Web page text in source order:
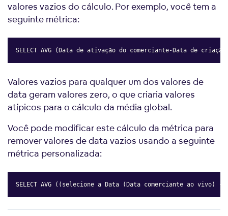
valores vazios do cálculo. Por exemplo, você tem a
seguinte métrica:
SELECT AVG (Data de ativação do comerciante-Data de
Copy
Valores vazios para qualquer um dos valores de
data geram valores zero, o que criaria valores
atípicos para o cálculo da média global.
Você pode modificar este cálculo da métrica para
remover valores de data vazios usando a seguinte
métrica personalizada:
SELECT AVG ((selecione a Data (Data comerciante ao
Copy